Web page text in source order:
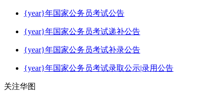
{year}年国家公务员考试公告
{year}年国家公务员考试递补公告
{year}年国家公务员考试补录公告
{year}年国家公务员考试录取公示|录用公告
关注华图